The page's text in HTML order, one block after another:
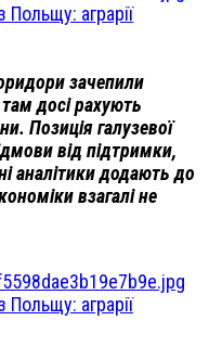
Польщу: аграрії
зачепили
досі рахують
Позиція галузевої
від підтримки,
аналітики додають до
взагалі не
Польщу: аграрії